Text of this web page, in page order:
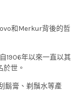
和Merkur背後的哲
1906年以來一直以其
世。
鬍膏、剃鬚水等產